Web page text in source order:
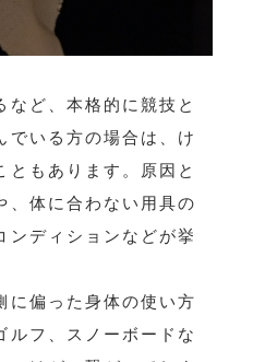
など、本格的に競技と
でいる方の場合は、け
ともあります。原因と
、体に合わない用具の
ンディションなどが挙
に偏った身体の使い方
ルフ、スノーボードな